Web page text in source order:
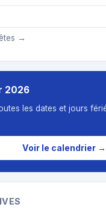
→
2026
les dates et jours
Voir le calendrier →